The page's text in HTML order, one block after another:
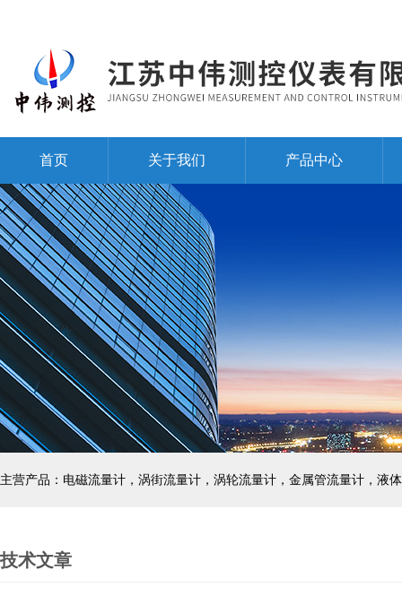
首页 关于我们 产品中心
主营产品：电磁流量计，涡街流量计，涡轮流量计，金属管流量计，液
技术文章